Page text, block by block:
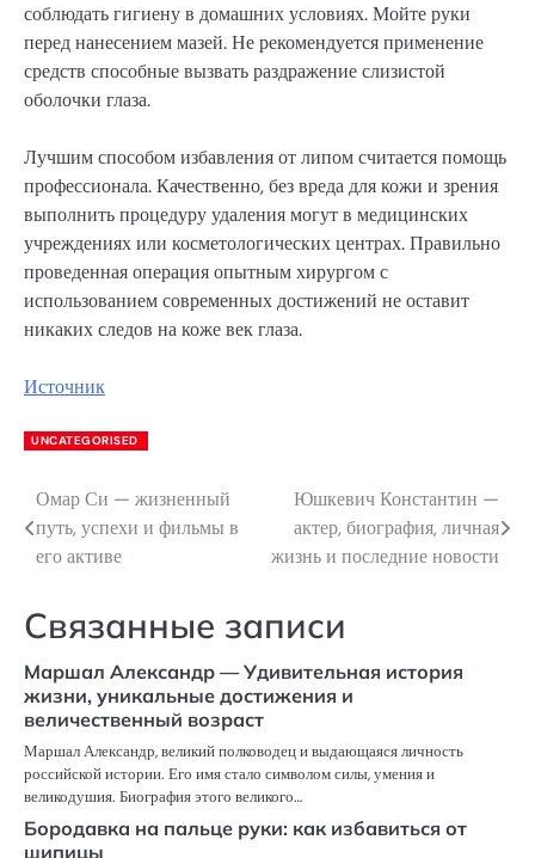
соблюдать гигиену в домашних условиях. Мойте руки
перед нанесением мазей. Не рекомендуется применение
средств способные вызвать раздражение слизистой
оболочки глаза.
Лучшим способом избавления от липом считается помощь
профессионала. Качественно, без вреда для кожи и зрения
выполнить процедуру удаления могут в медицинских
учреждениях или косметологических центрах. Правильно
проведенная операция опытным хирургом с
использованием современных достижений не оставит
никаких следов на коже век глаза.
Источник
UNCATEGORISED
Навигация
по
Омар Си — жизненный
путь, успехи и фильмы в
его активе
Юшкевич Константин —
актер, биография, личная
жизнь и последние новости
Связанные записи
Маршал Александр — Удивительная история
жизни, уникальные достижения и
величественный возраст
Маршал Александр, великий полководец и выдающаяся личность
российской истории. Его имя стало символом силы, умения и
великодушия. Биография этого великого…
Бородавка на пальце руки: как избавиться от
шипицы